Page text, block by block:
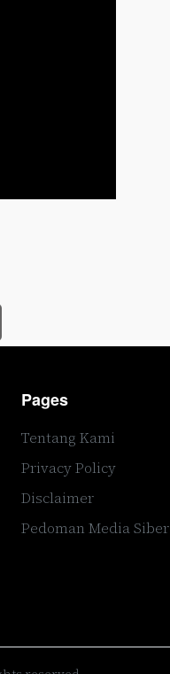
Pages
Tentang Kami
Privacy Policy
Disclaimer
Pedoman Media Siber